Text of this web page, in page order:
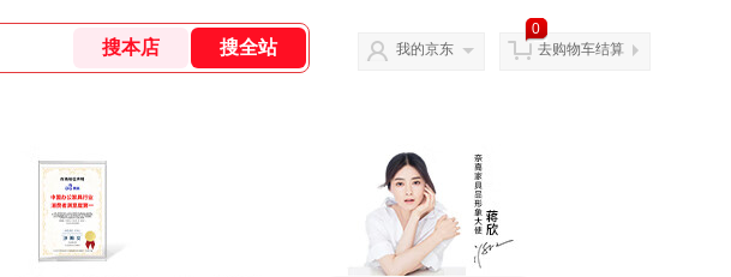
我的京东
0
去购物车结算